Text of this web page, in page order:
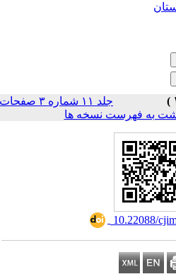
جلد ۱۱ شماره ۳ صفحات
به فهرست نسخه ها
10.22088/